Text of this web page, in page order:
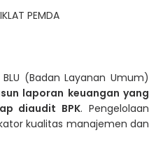
PEMDA
(Badan Layanan Umum)
laporan keuangan yang
diaudit BPK. Pengelolaan
kualitas manajemen dan